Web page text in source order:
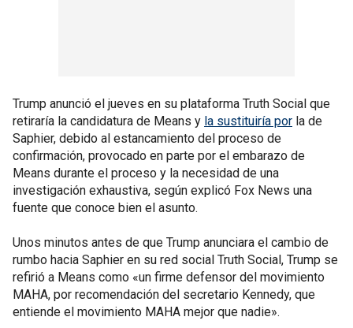
Trump anunció el jueves en su plataforma Truth Social que
retiraría la candidatura de Means y la sustituiría por la de
Saphier, debido al estancamiento del proceso de
confirmación, provocado en parte por el embarazo de
Means durante el proceso y la necesidad de una
investigación exhaustiva, según explicó Fox News una
fuente que conoce bien el asunto.
Unos minutos antes de que Trump anunciara el cambio de
rumbo hacia Saphier en su red social Truth Social, Trump se
refirió a Means como «un firme defensor del movimiento
MAHA, por recomendación del secretario Kennedy, que
entiende el movimiento MAHA mejor que nadie».